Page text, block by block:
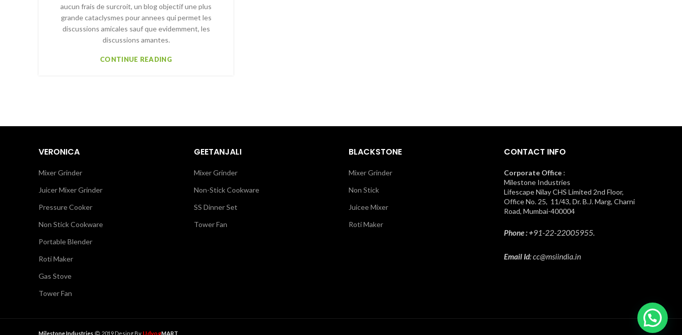
aucun frais de surcroit, un blog objectif une plus
grande cataclysmes pour annees qui permet les
discussions amicales sauf que evidemment, les
discussions amantes.
CONTINUE READING
VERONICA
Mixer Grinder
Juicer Mixer Grinder
Pressure Cooker
Non Stick Cookware
Portable Blender
Roti Maker
Gas Stove
Tower Fan
GEETANJALI
Mixer Grinder
Non-Stick Cookware
SS Dinner Set
Tower Fan
BLACKSTONE
Mixer Grinder
Non Stick
Juicee Mixer
Roti Maker
CONTACT INFO
Corporate Office:
Milestone Industries
Lifescape Nilay CHS Limited 2nd Floor,
Office No. 25, 11/43, Dr. B.J. Marg, Charni
Road, Mumbai-400004
Phone : +91-22-22005955.
Email Id: cc@msiindia.in
Milestone Industries 2019 Desing By UdyogMART